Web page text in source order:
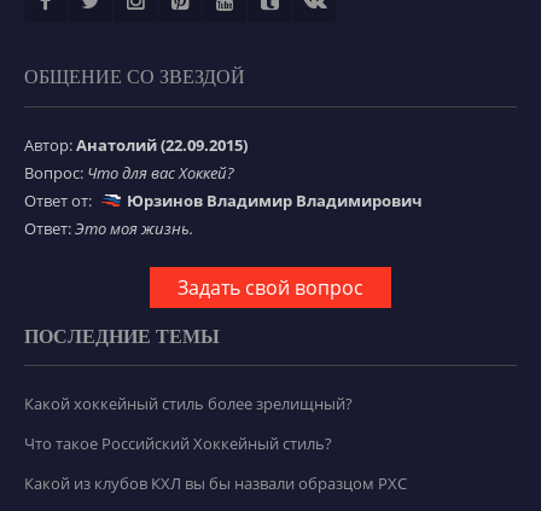
ОБЩЕНИЕ СО ЗВЕЗДОЙ
Автор:Анатолий (22.09.2015)
Вопрос: Что для вас Хоккей?
Ответ от:
Юрзинов Владимир Владимирович
Ответ:Это моя жизнь.
Задать свой вопрос
ПОСЛЕДНИЕ ТЕМЫ
Какой хоккейный стиль более зрелищный?
Что такое Российский Хоккейный стиль?
Какой из клубов КХЛ вы бы назвали образцом РХС